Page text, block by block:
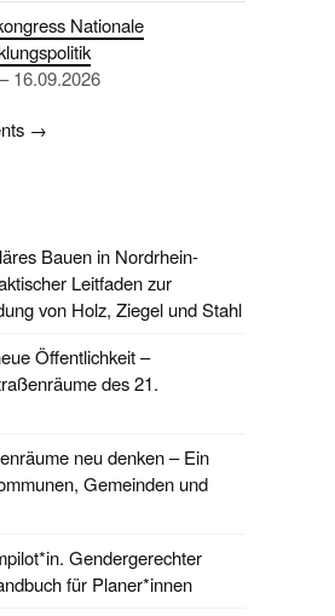
Nationale
16.09.2026
→
Bauen in Nordrhein-
Leitfaden zur
von Holz, Ziegel und Stahl
Öffentlichkeit –
des 21.
neu denken – Ein
Gemeinden und
Gendergerechter
für Planer*innen